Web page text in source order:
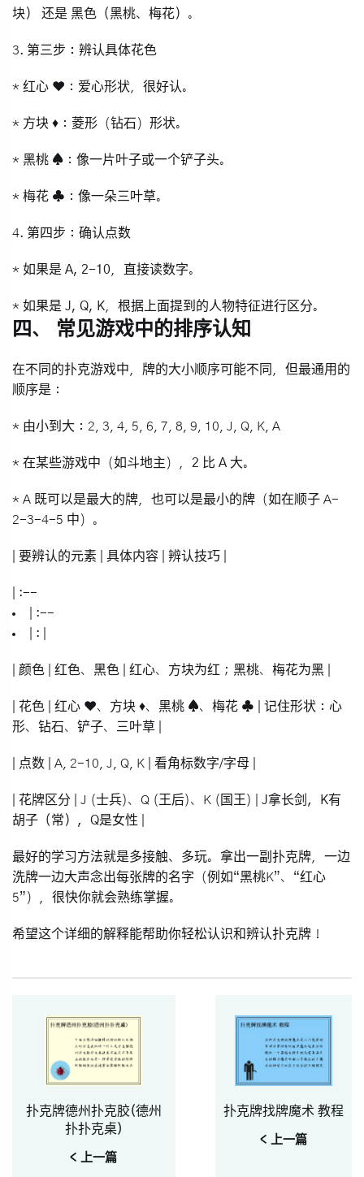
块） 还是 黑色（黑桃、梅花） 。
3. 第三步：辨认具体花色
* 红心 ❤️ ：爱心形状，很好认。
* 方块 ♦️ ：菱形（钻石）形状。
* 黑桃 ♠️ ：像一片叶子或一个铲子头。
* 梅花 ♣️ ：像一朵三叶草。
4. 第四步：确认点数
* 如果是 A, 2-10 ，直接读数字。
* 如果是 J, Q, K ，根据上面提到的人物特征进行区分。
四、 常见游戏中的排序认知
在不同的扑克游戏中，牌的大小顺序可能不同，但最通用的
顺序是：
* 由小到大 ：2, 3, 4, 5, 6, 7, 8, 9, 10, J, Q, K, A
* 在某些游戏中（如斗地主）， 2 比 A 大。
* A 既可以是最大的牌，也可以是最小的牌（如在顺子 A-
2-3-4-5 中）。
| 要辨认的元素 | 具体内容 | 辨认技巧 |
| :--
| :--
| : |
颜色 | 红色、黑色 | 红心、方块为红；黑桃、梅花为黑 |
花色 | 红心 ❤️、方块 ♦️、黑桃 ♠️、梅花 ♣️ | 记住形状：心
形、钻石、铲子、三叶草 |
点数 | A, 2-10, J, Q, K | 看角标数字/字母 |
花牌区分 | J (士兵)、Q (王后)、K (国王) | J拿长剑，K有
胡子（常），Q是女性
最好的学习方法就是多接触、多玩。拿出一副扑克牌，一边
洗牌一边大声念出每张牌的名字（例如“黑桃K”、“红心
5”），很快你就会熟练掌握。
希望这个详细的解释能帮助你轻松认识和辨认扑克牌！
扑克牌德州扑克胶(德州
扑扑克桌)
< 上一篇
扑克牌找牌魔术 教程
< 上一篇